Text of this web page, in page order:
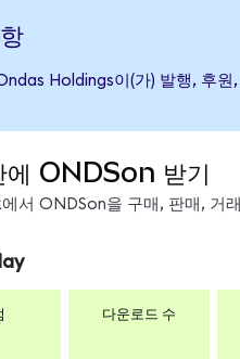
Holdings이(가) 발행, 후
에 ONDSon 받기
서 ONDSon을 구매, 판매, 거
다운로드 수